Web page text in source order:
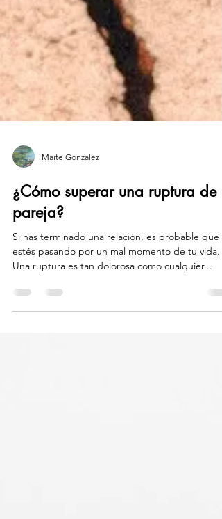
Maite Gonzalez
¿Cómo superar una ruptura de
pareja?
Si has terminado una relación, es probable que
Una ruptura es tan dolorosa como cualquier...